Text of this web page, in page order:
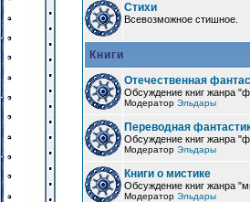
Стихи
Всевозможное стишное.
Книги
Отечественная
Обсуждение книг жанра
Модератор Эльдары
Переводная
Обсуждение книг жанра
Модератор Эльдары
Книги о мистике
Обсуждение книг жанра
Модератор Эльдары